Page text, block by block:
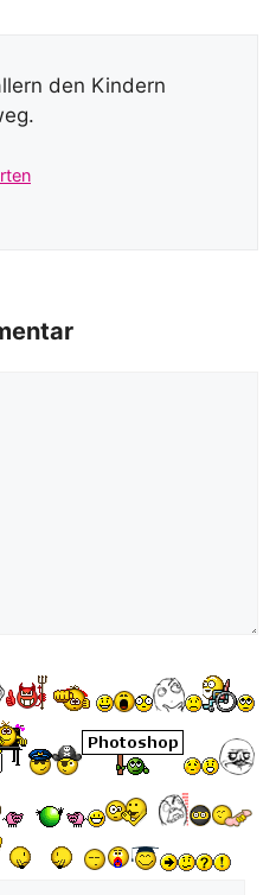
den Kindern